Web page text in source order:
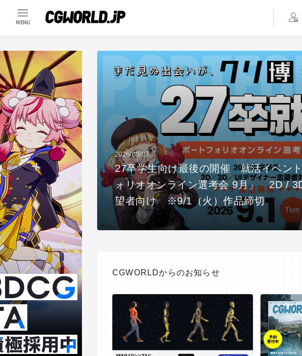
MENU
者ニコラ・ト
融合の現在地
2026/08/07
27卒学生向け最後の開催 就活イベン
ォリオオンライン選考会 9月」 2D /
望者向け ※9/1（火）作品締切
CGWORLDからのお知らせ